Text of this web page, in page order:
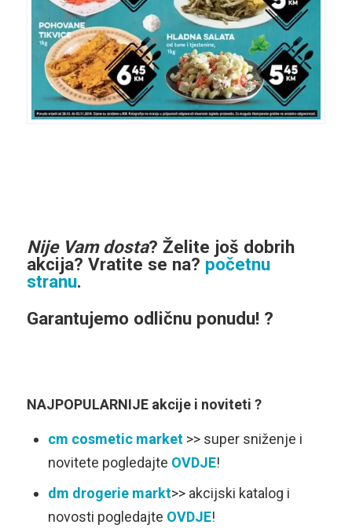
Nije Vam dosta? Želite još dobrih
akcija? Vratite se na? početnu
stranu.
Garantujemoodličnu ponudu! ?
NAJPOPULARNIJE akcije i noviteti ?
cm cosmetic market>> super sniženje i
novitete pogledajte OVDJE!
dm drogerie markt>> akcijski katalog i
novosti pogledajte OVDJE!